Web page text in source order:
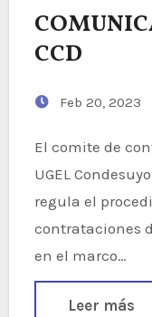
CCD
Feb 20, 2023
El comite de contratación Docente 2023 de la
UGEL
regula el
contrataciones
en el marco…
Leer más